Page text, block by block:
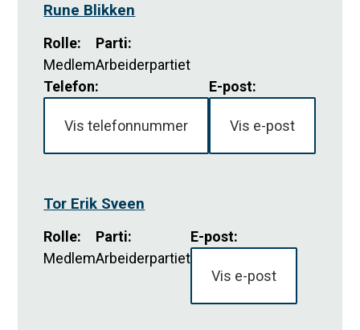
Rune Blikken
Rolle:
Medlem
Parti:
Arbeiderpartiet
Telefon:
Vis telefonnummer
E-post:
Vis e-post
Tor Erik Sveen
Rolle:
Medlem
Parti:
Arbeiderpartiet
E-post:
Vis e-post